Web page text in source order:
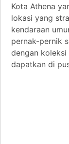
Kota Athena
lokasi yang
kendaraan
pernak-pernik
dengan
dapatkan di